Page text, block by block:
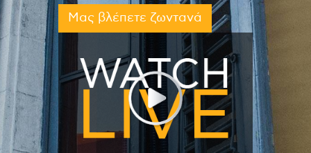
Μας βλέπετε ζωντανά